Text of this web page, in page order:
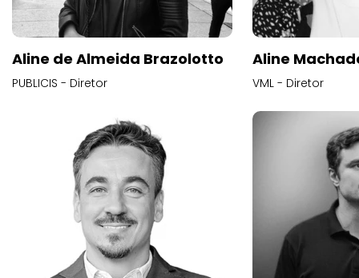
Aline de Almeida Brazolotto
PUBLICIS - Diretor
Aline
VML - Diretor